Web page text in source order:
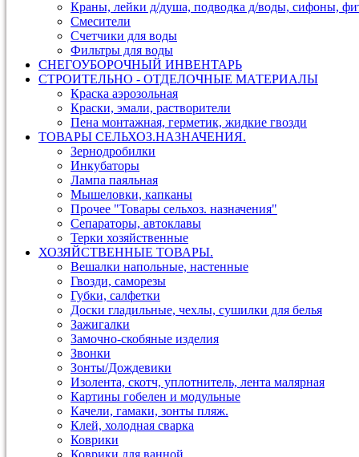
Краны, лейки д/душа, подводка д/воды, сифоны,
Смесители
Счетчики для воды
Фильтры для воды
СНЕГОУБОРОЧНЫЙ ИНВЕНТАРЬ
СТРОИТЕЛЬНО - ОТДЕЛОЧНЫЕ МАТЕРИАЛЫ
Краска аэрозольная
Краски, эмали, растворители
Пена монтажная, герметик, жидкие гвозди
ТОВАРЫ СЕЛЬХОЗ.НАЗНАЧЕНИЯ.
Зернодробилки
Инкубаторы
Лампа паяльная
Мышеловки, капканы
Прочее "Товары сельхоз. назначения"
Сепараторы, автоклавы
Терки хозяйственные
ХОЗЯЙСТВЕННЫЕ ТОВАРЫ.
Вешалки напольные, настенные
Гвозди, саморезы
Губки, салфетки
Доски гладильные, чехлы, сушилки для белья
Зажигалки
Замочно-скобяные изделия
Звонки
Зонты/Дождевики
Изолента, скотч, уплотнитель, лента малярная
Картины гобелен и модульные
Качели, гамаки, зонты пляж.
Клей, холодная сварка
Коврики
Коврики для ванной